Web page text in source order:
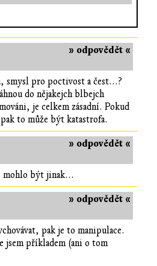
» odpovědět «
smysl pro poctivost a čest...?
do nějakejch blbejch
je celkem zásadní. Pokud
to může být katastrofa.
» odpovědět «
mohlo být jinak...
» odpovědět «
pak je to manipulace.
jsem příkladem (ani o tom